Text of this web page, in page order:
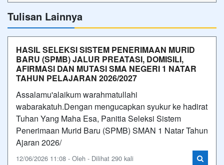
Tulisan Lainnya
HASIL SELEKSI SISTEM PENERIMAAN MURID
BARU (SPMB) JALUR PREATASI, DOMISILI,
AFIRMASI DAN MUTASI SMA NEGERI 1 NATAR
TAHUN PELAJARAN 2026/2027
Assalamu'alaikum warahmatullahi
wabarakatuh.Dengan mengucapkan syukur ke hadirat
Tuhan Yang Maha Esa, Panitia Seleksi Sistem
Penerimaan Murid Baru (SPMB) SMAN 1 Natar Tahun
Ajaran 2026/
12/06/2026 11:08 - Oleh - Dilihat 290 kali